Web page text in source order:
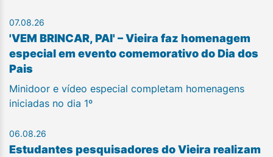
07.08.26
'VEM BRINCAR, PAI' – Vieira faz homenagem
especial em evento comemorativo do Dia dos
Pais
Minidoor e vídeo especial completam homenagens
iniciadas no dia 1º
06.08.26
Estudantes pesquisadores do Vieira realizam